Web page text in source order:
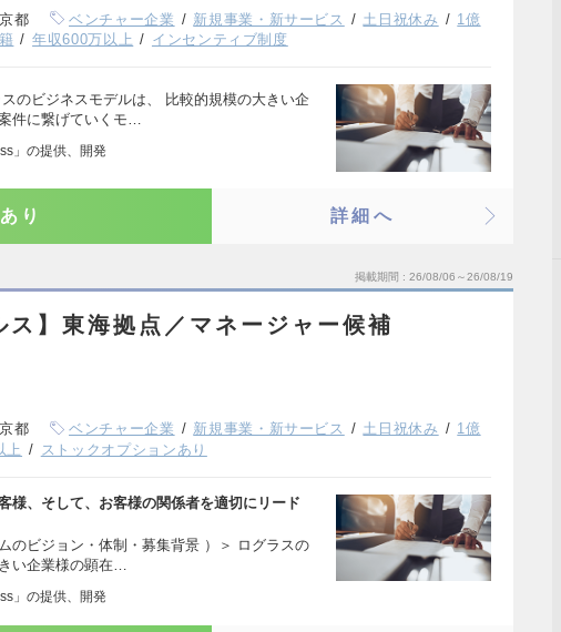
都 ベンチャー企業 新規事業・新サービス 土日祝休み
1億
年収600万以上 インセンティブ制度
のビジネスモデルは、 比較的規模の大きい企
件に繋げていくモ…
」の提供、開発
り 詳細へ
掲載期間 26/08/06～26/08/19
ス】東海拠点／マネージャー候補
都 ベンチャー企業 新規事業・新サービス 土日祝休み
1億
上 ストックオプションあり
様、そして、お客様の関係者を適切にリード
のビジョン・体制・募集背景 ）＞ ログラスの
い企業様の顕在…
」の提供、開発